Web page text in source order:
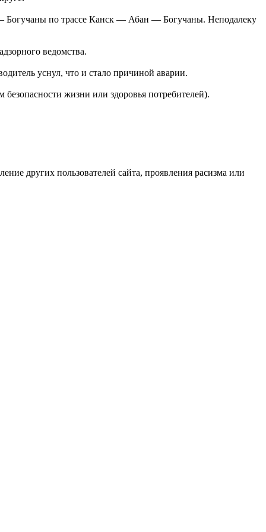
Богучаны по трассе Канск — Абан — Богучаны. Неподалеку
ведомства.
уснул, что и стало причиной аварии.
жизни или здоровья потребителей).
других пользователей сайта, проявления расизма или